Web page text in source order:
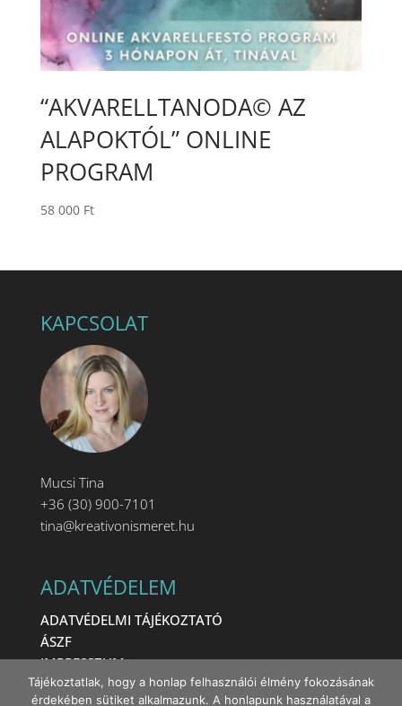
“AKVARELLTANODA© AZ
ALAPOKTÓL” ONLINE
PROGRAM
58 000 Ft
KAPCSOLAT
Mucsi Tina
+36 (30) 900-7101
tina@kreativonismeret.hu
ADATVÉDELEM
ADATVÉDELMI TÁJÉKOZTATÓ
ÁSZF
IMPRESSZUM
Tájékoztatlak, hogy a honlap felhasználói élmény fokozásának
érdekében sütiket alkalmazunk. A honlapunk használatával a